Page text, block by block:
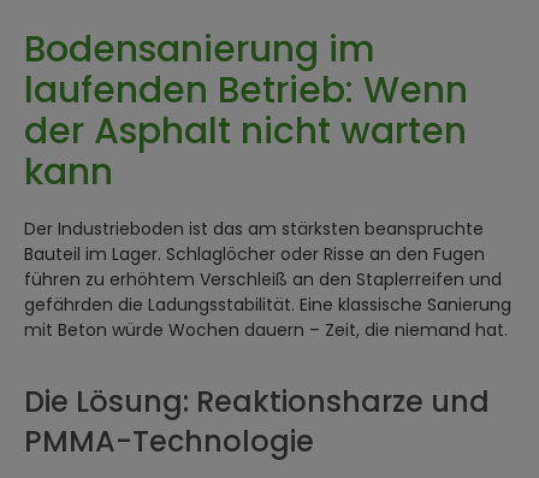
Bodensanierung im
laufenden Betrieb: Wenn
der Asphalt nicht warten
kann
Der Industrieboden ist das am stärksten beanspruchte
Bauteil im Lager. Schlaglöcher oder Risse an den Fugen
führen zu erhöhtem Verschleiß an den Staplerreifen und
gefährden die Ladungsstabilität. Eine klassische Sanierung
mit Beton würde Wochen dauern – Zeit, die niemand hat.
Die Lösung: Reaktionsharze und
PMMA-Technologie